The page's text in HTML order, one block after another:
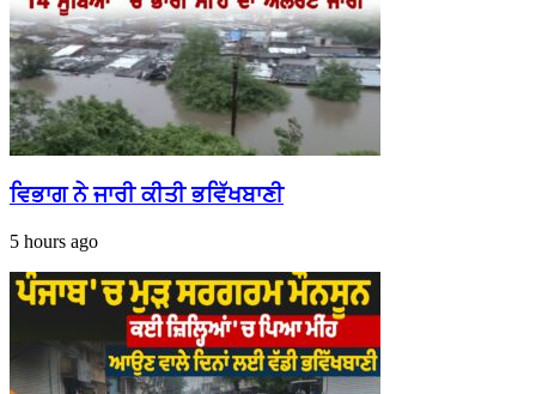
ਵਿਭਾਗ ਨੇ ਜਾਰੀ ਕੀਤੀ ਭਵਿੱਖਬਾਣੀ
5 hours ago